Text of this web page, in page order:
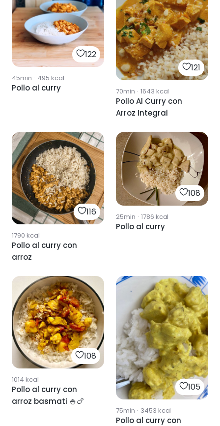
122
45min · 495 kcal
Pollo al curry
121
70min · 1643 kcal
Pollo Al Curry con
Arroz Integral
116
1790 kcal
Pollo al curry con
arroz
108
25min · 1786 kcal
Pollo al curry
108
1014 kcal
Pollo al curry con
arroz basmati 🍚🍗
105
75min · 3453 kcal
Pollo al curry con